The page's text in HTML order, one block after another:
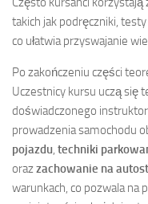
takich jak podręczniki,
co ułatwia przyswajanie
Po zakończeniu części
Uczestnicy kursu uczą się
doświadczonego
prowadzenia samochodu
pojazdu, techniki
orazzachowanie na
warunkach, co pozwala na